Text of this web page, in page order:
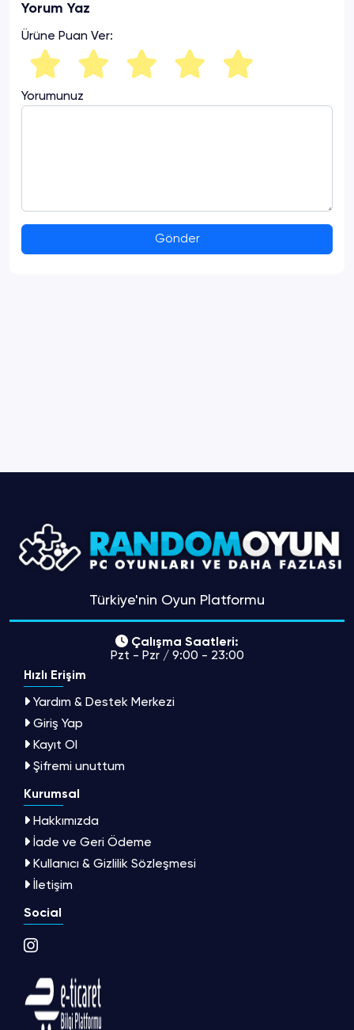
Yorum Yaz
Ürüne Puan Ver:
Yorumunuz
Gönder
Türkiye'nin Oyun Platformu
Çalışma Saatleri:
Pzt - Pzr / 9:00 - 23:00
Hızlı Erişim
Yardım & Destek Merkezi
Giriş Yap
Kayıt Ol
Şifremi unuttum
Kurumsal
Hakkımızda
İade ve Geri Ödeme
Kullanıcı & Gizlilik Sözleşmesi
İletişim
Social